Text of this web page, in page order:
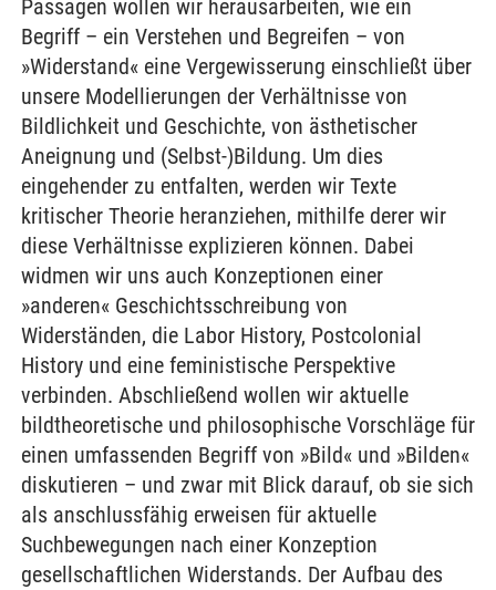
Passagen wollen wir herausarbeiten, wie ein
Begriff – ein Verstehen und Begreifen – von
»Widerstand« eine Vergewisserung einschließt über
unsere Modellierungen der Verhältnisse von
Bildlichkeit und Geschichte, von ästhetischer
Aneignung und (Selbst-)Bildung. Um dies
eingehender zu entfalten, werden wir Texte
kritischer Theorie heranziehen, mithilfe derer wir
diese Verhältnisse explizieren können. Dabei
widmen wir uns auch Konzeptionen einer
»anderen« Geschichtsschreibung von
Widerständen, die Labor History, Postcolonial
History und eine feministische Perspektive
verbinden. Abschließend wollen wir aktuelle
bildtheoretische und philosophische Vorschläge für
einen umfassenden Begriff von »Bild« und »Bilden«
diskutieren – und zwar mit Blick darauf, ob sie sich
als anschlussfähig erweisen für aktuelle
Suchbewegungen nach einer Konzeption
gesellschaftlichen Widerstands. Der Aufbau des